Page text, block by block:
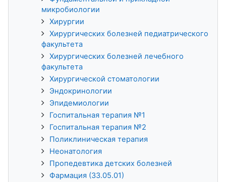
микробиологии
Хирургии
Хирургических болезней педиатрического
факультета
Хирургических болезней лечебного
факультета
Хирургической стоматологии
Эндокринологии
Эпидемиологии
Госпитальная терапия №1
Госпитальная терапия №2
Поликлиническая терапия
Неонатология
Пропедевтика детских болезней
Фармация (33.05.01)